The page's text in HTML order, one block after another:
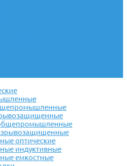
оптические
индуктивные
емкостные